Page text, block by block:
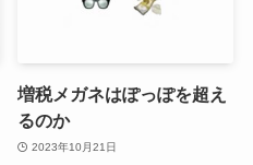
増税メガネはぽっぽを超え
るのか
2023年10月21日